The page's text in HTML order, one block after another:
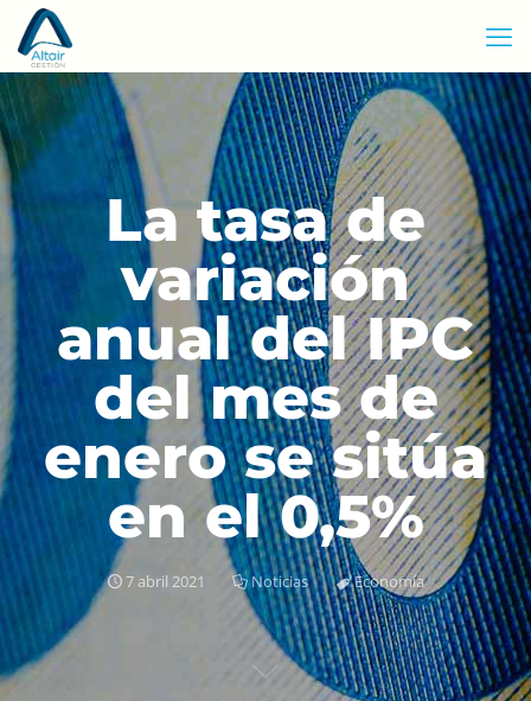
La tasa de
variación
anual del IPC
del mes de
enero se sitúa
en el 0,5%
7 abril 2021 Noticias Economía